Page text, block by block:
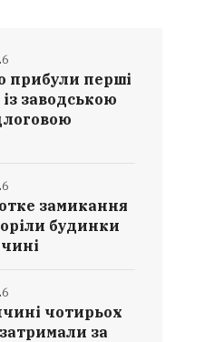
прибули перші
заводською
замикання
будинки
чотирьох
за